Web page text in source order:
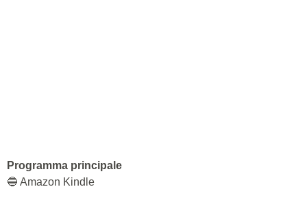
Programma principale
🔵 Amazon Kindle